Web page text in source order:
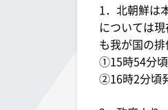
1．北朝鮮は
については
も我が国の
①15時54分頃
②16時2分頃